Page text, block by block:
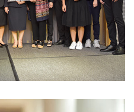
การระดับชาติ
2019